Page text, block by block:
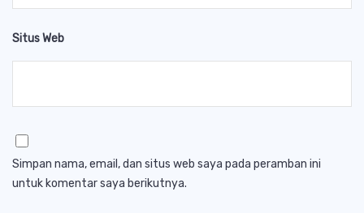
Situs Web
Simpan nama, email, dan situs web saya pada peramban ini
untuk komentar saya berikutnya.